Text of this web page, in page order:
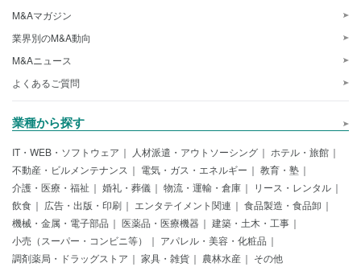
M&Aマガジン
業界別のM&A動向
M&Aニュース
よくあるご質問
業種から探す
IT・WEB・ソフトウェア 人材派遣・アウトソーシング
ホテル・旅館
不動産・ビルメンテナンス
電気・ガス・エネルギー
教育・塾
介護・医療・福祉
婚礼・葬儀 物流・運輸・倉庫
リース・レンタル
飲食
広告・出版・印刷 エンタテイメント関連
食品製造・食品卸
機械・金属・電子部品
医薬品・医療機器
建築・土木・工事
小売（スーパー・コンビニ等）
アパレル・美容・化粧品
調剤薬局・ドラッグストア
家具・雑貨 農林水産 その他